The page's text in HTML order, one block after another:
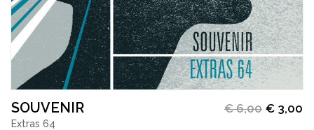
SOUVENIR
Extras 64
€6,00 € 3,00